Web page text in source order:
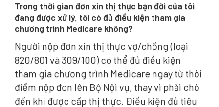
Trong thời gian đơn xin thị thực bạn đời của tôi
đang được xử lý, tôi có đủ điều kiện tham gia
chương trình Medicare không?
Người nộp đơn xin thị thực vợ/chồng (loại
820/801 và 309/100) có thể đủ điều kiện
tham gia chương trình Medicare ngay từ thời
điểm nộp đơn lên Bộ Nội vụ, thay vì phải chờ
đến khi được cấp thị thực. Điều kiện đủ tiêu